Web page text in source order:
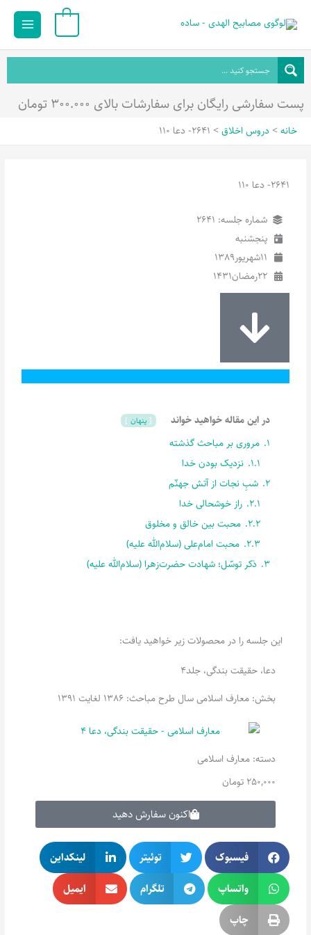
محتوا
Main
پست سفارشی رایگان برای سفارشات بالای ۳۰۰.۰۰۰ تومان
خانه دروس اخلاق 2641- دعا 110
2641- دعا 110
شماره جلسه: 2641
پنجشنبه
11شهریور1389
22رمضان1431
در این مقاله خواهید خواند پنهان
1. مروری بر مباحث گذشته
1.1. نزدیک بودن خدا
2. شبِ نجات از آتش جهنّم
2.1. راز خوشحالی خدا
2.2. محبت بین خالق و مخلوق
2.3. محبت امام‌علی (سلام‌الله علیه)
3. ذکر توسّل؛ شهادت حضرت‌زهرا (سلام‌الله علیه)
این جلسه را در محصولات زیر خواهید یافت:
دعا، حقیقت بندگی، جلد4
بخش: معارف اسلامی سال طرح مباحث: 1386 لغایت 1391
دسته:معارف اسلامی
250,000 تومان
اکنون سفارش دهید
فیسبوک توئیتر
لینکداین
واتساپ
تلگرام
ایمیل
چاپ